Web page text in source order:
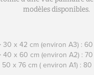
modèles disponibles.
30 x 42 cm (environ A3) :
40 x 60 cm (environ A2) :
50 x 76 cm ( environ A1) :